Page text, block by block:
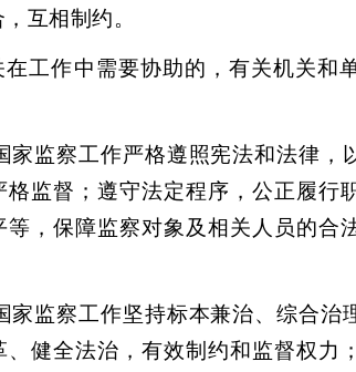
互相制约。
在工作中需要协助的，有关机关和
家监察工作严格遵照宪法和法律，
格监督；遵守法定程序，公正履行
等，保障监察对象及相关人员的合
家监察工作坚持标本兼治、综合治
、健全法治，有效制约和监督权力